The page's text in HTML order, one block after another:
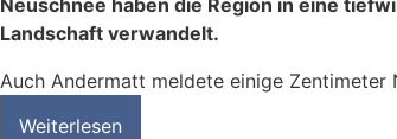
Landschaft verwandelt.
Auch Andermatt meldete einige Zentimeter
Weiterlesen